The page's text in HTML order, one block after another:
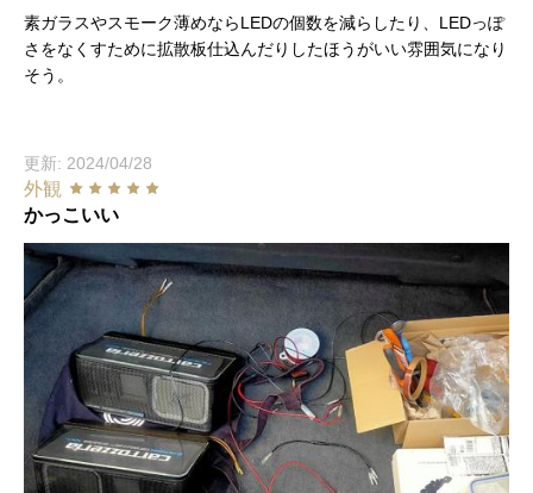
素ガラスやスモーク薄めならLEDの個数を減らしたり、LEDっぽ
さをなくすために拡散板仕込んだりしたほうがいい雰囲気になり
そう。
更新: 2024/04/28
外観
かっこいい